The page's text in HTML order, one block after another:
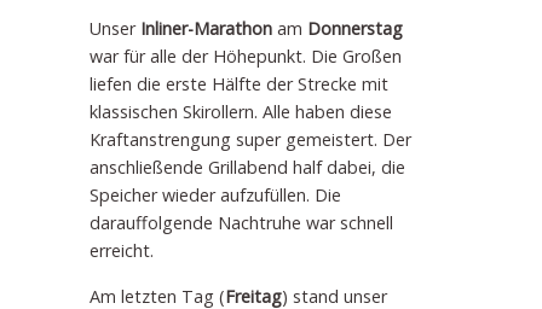
Unser Inliner-Marathon am Donnerstag
war für alle der Höhepunkt. Die Großen
liefen die erste Hälfte der Strecke mit
klassischen Skirollern. Alle haben diese
Kraftanstrengung super gemeistert. Der
anschließende Grillabend half dabei, die
Speicher wieder aufzufüllen. Die
darauffolgende Nachtruhe war schnell
erreicht.
Am letzten Tag (Freitag) stand unser